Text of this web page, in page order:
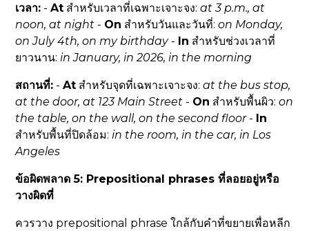
เวลา: -At สำหรับเวลาที่เฉพาะเจาะจง:at 3 p.m., at
noon, at night - On สำหรับวันและวันที่:on Monday,
on July 4th, on my birthday- In สำหรับช่วงเวลาที่
ยาวนาน:in January, in 2026, in the morning
สถานที่: -At สำหรับจุดที่เฉพาะเจาะจง:at the bus stop,
at the door, at 123 Main Street - On สำหรับพื้นผิว:on
the table, on the wall, on the second floor- In
สำหรับพื้นที่ปิดล้อม:in the room, in the car, in Los
Angeles
ข้อผิดพลาด 5: Prepositional phrases ที่ลอยอยู่หรือ
วางผิดที่
ควรวาง prepositional phrase ใกล้กับคำที่ขยายเพื่อหลีก